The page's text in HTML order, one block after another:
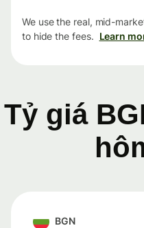
We use the real, mid-
to hide the fees. Learn
Tỷ giá
BGN